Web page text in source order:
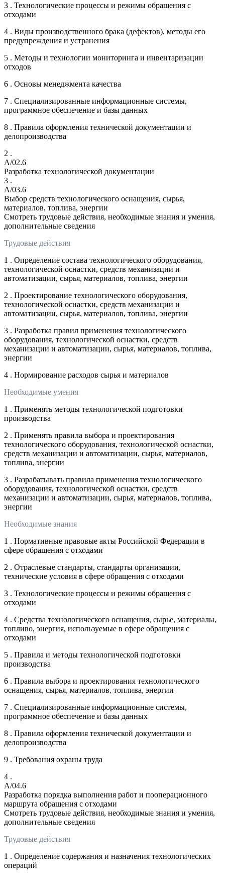
3 . Технологические процессы и режимы обращения с
отходами
4 . Виды производственного брака (дефектов), методы его
предупреждения и устранения
5 . Методы и технологии мониторинга и инвентаризации
отходов
6 . Основы менеджмента качества
7 . Специализированные информационные системы,
программное обеспечение и базы данных
8 . Правила оформления технической документации и
делопроизводства
2 .
A/02.6
Разработка технологической документации
3 .
A/03.6
Выбор средств технологического оснащения, сырья,
материалов, топлива, энергии
Смотреть трудовые действия, необходимые знания и умения,
дополнительные сведения
Трудовые действия
1 . Определение состава технологического оборудования,
технологической оснастки, средств механизации и
автоматизации, сырья, материалов, топлива, энергии
2 . Проектирование технологического оборудования,
технологической оснастки, средств механизации и
автоматизации, сырья, материалов, топлива, энергии
3 . Разработка правил применения технологического
оборудования, технологической оснастки, средств
механизации и автоматизации, сырья, материалов, топлива,
энергии
4 . Нормирование расходов сырья и материалов
Необходимые умения
1 . Применять методы технологической подготовки
производства
2 . Применять правила выбора и проектирования
технологического оборудования, технологической оснастки,
средств механизации и автоматизации, сырья, материалов,
топлива, энергии
3 . Разрабатывать правила применения технологического
оборудования, технологической оснастки, средств
механизации и автоматизации, сырья, материалов, топлива,
энергии
Необходимые знания
1 . Нормативные правовые акты Российской Федерации в
сфере обращения с отходами
2 . Отраслевые стандарты, стандарты организации,
технические условия в сфере обращения с отходами
3 . Технологические процессы и режимы обращения с
отходами
4 . Средства технологического оснащения, сырье, материалы,
топливо, энергия, используемые в сфере обращения с
отходами
5 . Правила и методы технологической подготовки
производства
6 . Правила выбора и проектирования технологического
оснащения, сырья, материалов, топлива, энергии
7 . Специализированные информационные системы,
программное обеспечение и базы данных
8 . Правила оформления технической документации и
делопроизводства
9 . Требования охраны труда
4 .
A/04.6
Разработка порядка выполнения работ и пооперационного
маршрута обращения с отходами
Смотреть трудовые действия, необходимые знания и умения,
дополнительные сведения
Трудовые действия
1 . Определение содержания и назначения технологических
операций